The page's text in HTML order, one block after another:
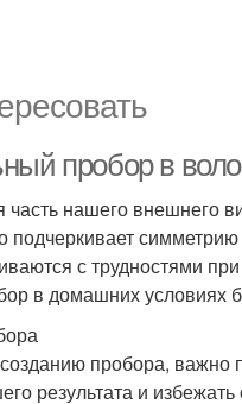
пробор в
нашего внешнего
подчеркивает
с трудностями
в домашних условиях
пробора,
результата и